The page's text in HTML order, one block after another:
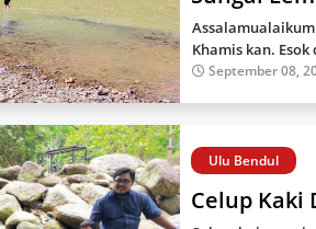
Khamis kan.
September 08,
Ulu Bendul
Celup Kaki